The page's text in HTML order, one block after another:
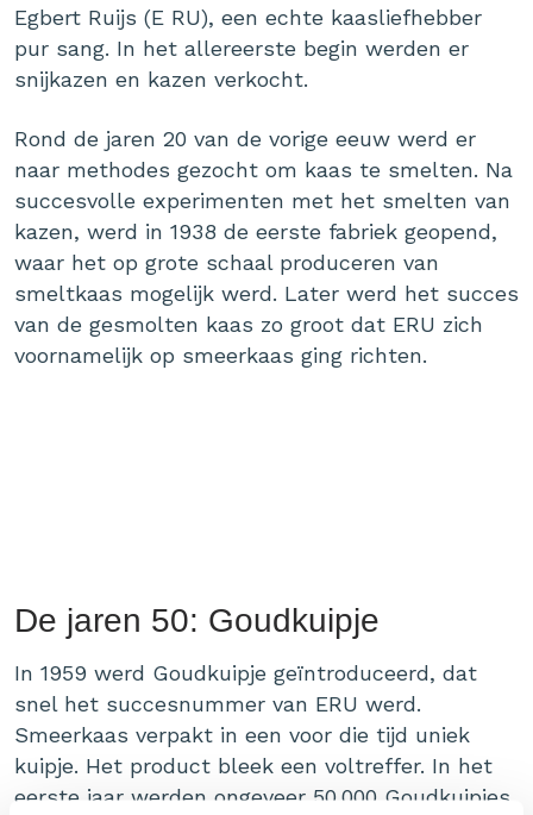
Egbert Ruijs (E RU), een echte kaasliefhebber
pur sang. In het allereerste begin werden er
snijkazen en kazen verkocht.
Rond de jaren 20 van de vorige eeuw werd er
naar methodes gezocht om kaas te smelten. Na
succesvolle experimenten met het smelten van
kazen, werd in 1938 de eerste fabriek geopend,
waar het op grote schaal produceren van
smeltkaas mogelijk werd. Later werd het succes
van de gesmolten kaas zo groot dat ERU zich
voornamelijk op smeerkaas ging richten.
De jaren 50: Goudkuipje
In 1959 werd Goudkuipje geïntroduceerd, dat
snel het succesnummer van ERU werd.
Smeerkaas verpakt in een voor die tijd uniek
kuipje. Het product bleek een voltreffer. In het
eerste jaar werden ongeveer 50.000 Goudkuipjes